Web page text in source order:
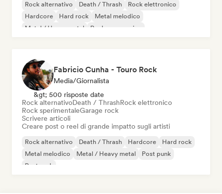
Rock alternativo Death / Thrash
Rock elettronico
Hardcore
Hard rock
Metal melodico
Metal / Heavy metal
Rock progressivo
Fabricio Cunha - Touro Rock
Media/Giornalista
&gt; 500 risposte date
Rock alternativoDeath / ThrashRock elettronico
Rock sperimentaleGarage rock
Scrivere articoli
Creare post o reel di grande impatto sugli artisti
Rock alternativo Death / Thrash Hardcore
Hard rock
Metal melodico
Metal / Heavy metal
Post punk
Post rock